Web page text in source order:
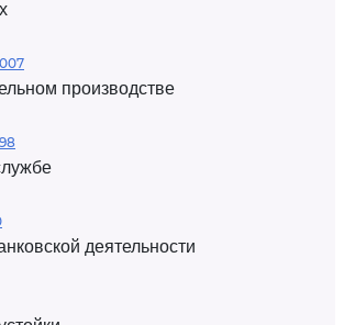
производстве
деятельности